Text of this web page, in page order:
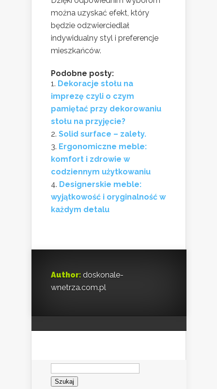
można uzyskać efekt, który
będzie odzwierciedlał
indywidualny styl i preferencje
mieszkańców.
Podobne posty:
Dekoracje stołu na
imprezę czyli o czym
pamiętać przy dekorowaniu
stołu na przyjęcie?
Solid surface – zalety.
Ergonomiczne meble:
komfort i zdrowie w
codziennym użytkowaniu
Designerskie meble:
wyjątkowość i oryginalność w
każdym detalu
Author: doskonale-
wnetrza.com.pl
Szukaj: